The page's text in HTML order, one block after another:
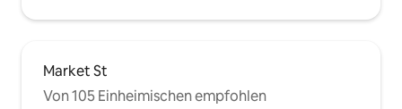
Market St
Von 105 Einheimischen empfohlen